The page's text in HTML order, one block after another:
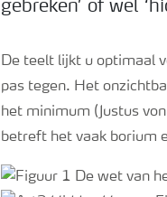
gebreken’ of wel
De teelt lijkt u optimaal
pas tegen. Het
het minimum (Justus
betreft het vaak borium